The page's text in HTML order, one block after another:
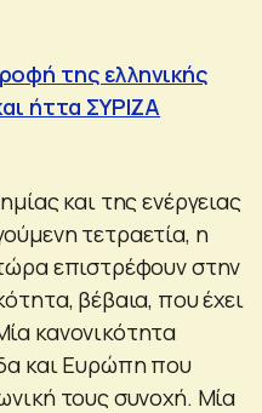
της ελληνικής
ήττα ΣΥΡΙΖΑ
και της ενέργειας
τετραετία, η
επιστρέφουν στην
βέβαια, που έχει
κανονικότητα
και Ευρώπη που
τους συνοχή. Μία